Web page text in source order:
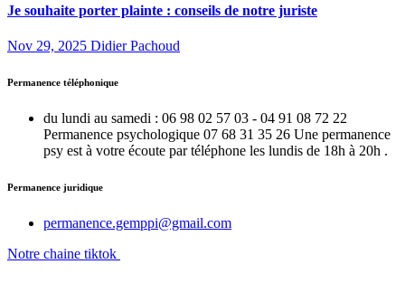
Je souhaite porter plainte : conseils de notre juriste
Nov 29, 2025 Didier Pachoud
Permanence téléphonique
du lundi au samedi : 06 98 02 57 03 - 04 91 08 72 22
Permanence psychologique 07 68 31 35 26 Une permanence
psy est à votre écoute par téléphone les lundis de 18h à 20h .
Permanence juridique
permanence.gemppi@gmail.com
Notre chaine tiktok